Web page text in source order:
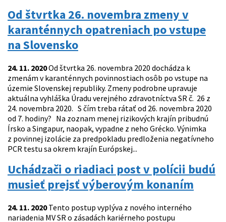
Od štvrtka 26. novembra zmeny v
karanténnych opatreniach po vstupe
na Slovensko
24. 11. 2020Od štvrtka 26. novembra 2020 dochádza k
zmenám v karanténnych povinnostiach osôb po vstupe na
územie Slovenskej republiky. Zmeny podrobne upravuje
aktuálna vyhláška Úradu verejného zdravotníctva SR č. 26 z
24. novembra 2020. S čím treba rátať od 26. novembra 2020
od 7. hodiny? Na zoznam menej rizikových krajín pribudnú
Írsko a Singapur, naopak, vypadne z neho Grécko. Výnimka
z povinnej izolácie za predpokladu predloženia negatívneho
PCR testu sa okrem krajín Európskej...
Uchádzači o riadiaci post v polícii budú
musieť prejsť výberovým konaním
24. 11. 2020Tento postup vyplýva z nového interného
nariadenia MV SR o zásadách kariérneho postupu